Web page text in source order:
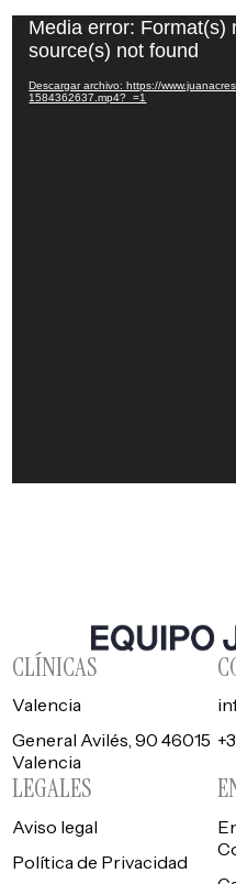
Reproductor
de
vídeo
Media error: Format(s)
source(s) not found
Descargar archivo: https://
1584362637.mp4?_=1
CLÍNICAS
Valencia
General Avilés, 90 46015
Valencia
LEGALES
Aviso legal
Política de Privacidad